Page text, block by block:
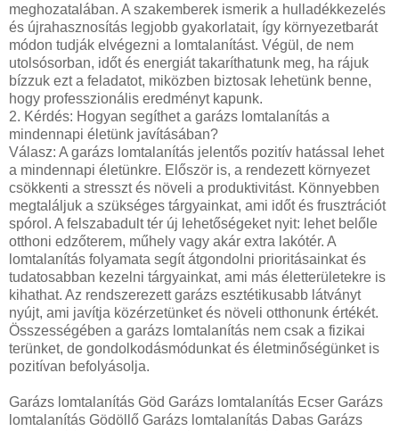
meghozatalában. A szakemberek ismerik a hulladékkezelés
és újrahasznosítás legjobb gyakorlatait, így környezetbarát
módon tudják elvégezni a lomtalanítást. Végül, de nem
utolsósorban, időt és energiát takaríthatunk meg, ha rájuk
bízzuk ezt a feladatot, miközben biztosak lehetünk benne,
hogy professzionális eredményt kapunk.
2. Kérdés: Hogyan segíthet a garázs lomtalanítás a
mindennapi életünk javításában?
Válasz: A garázs lomtalanítás jelentős pozitív hatással lehet
a mindennapi életünkre. Először is, a rendezett környezet
csökkenti a stresszt és növeli a produktivitást. Könnyebben
megtaláljuk a szükséges tárgyainkat, ami időt és frusztrációt
spórol. A felszabadult tér új lehetőségeket nyit: lehet belőle
otthoni edzőterem, műhely vagy akár extra lakótér. A
lomtalanítás folyamata segít átgondolni prioritásainkat és
tudatosabban kezelni tárgyainkat, ami más életterületekre is
kihathat. Az rendszerezett garázs esztétikusabb látványt
nyújt, ami javítja közérzetünket és növeli otthonunk értékét.
Összességében a garázs lomtalanítás nem csak a fizikai
terünket, de gondolkodásmódunkat és életminőségünket is
pozitívan befolyásolja.
Garázs lomtalanítás Göd Garázs lomtalanítás Ecser Garázs
lomtalanítás Gödöllő Garázs lomtalanítás Dabas Garázs